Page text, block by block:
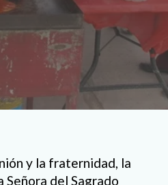
y la fraternidad, la
del Sagrado